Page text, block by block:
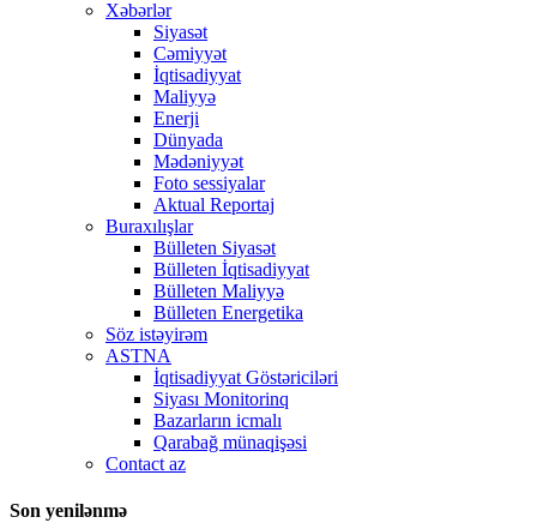
Xəbərlər
Siyasət
Cəmiyyət
İqtisadiyyat
Maliyyə
Enerji
Dünyada
Mədəniyyət
Foto sessiyalar
Aktual Reportaj
Buraxılışlar
Bülleten Siyasət
Bülleten İqtisadiyyat
Bülleten Maliyyə
Bülleten Energetika
Söz istəyirəm
ASTNA
İqtisadiyyat Göstəriciləri
Siyası Monitorinq
Bazarların icmalı
Qarabağ münaqişəsi
Contact az
Son yenilənmə